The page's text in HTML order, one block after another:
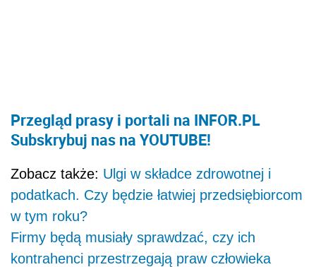
Przegląd prasy i portali na INFOR.PL
Subskrybuj nas na YOUTUBE!
Zobacz także: Ulgi w składce zdrowotnej i
podatkach. Czy będzie łatwiej przedsiębiorcom
w tym roku?
Firmy będą musiały sprawdzać, czy ich
kontrahenci przestrzegają praw człowieka